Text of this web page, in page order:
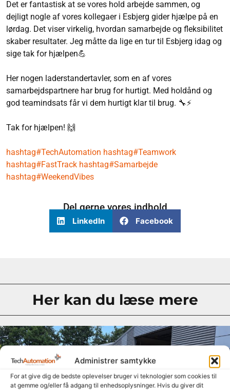
Administrer samtykke
For at give dig de bedste oplevelser bruger vi teknologier som cookies til
at gemme og/eller få adgang til enhedsoplysninger. Hvis du giver dit
Det er fantastisk at se vores hold arbejde sammen, og
dejligt nogle af vores kollegaer i Esbjerg gider hjælpe på en
lørdag. Det viser virkelig, hvordan samarbejde og fleksibilitet
skaber resultater. Jeg måtte da lige en tur til Esbjerg idag og
sige tak for hjælpen💪
Her nogen laderstandertavler, som en af vores
samarbejdspartnere har brug for hurtigt. Med holdånd og
god teamindsats får vi dem hurtigt klar til brug. 🔧⚡
Tak for hjælpen! 🙌
hashtag#TechAutomation hashtag#Teamwork
hashtag#FastTrack hashtag#Samarbejde
hashtag#WeekendVibes
Del gerne vores indhold
LinkedIn Facebook
Her kan du læse mere